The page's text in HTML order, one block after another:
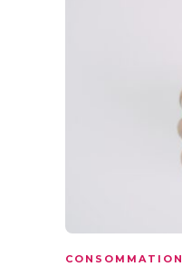
CONSOMMATION